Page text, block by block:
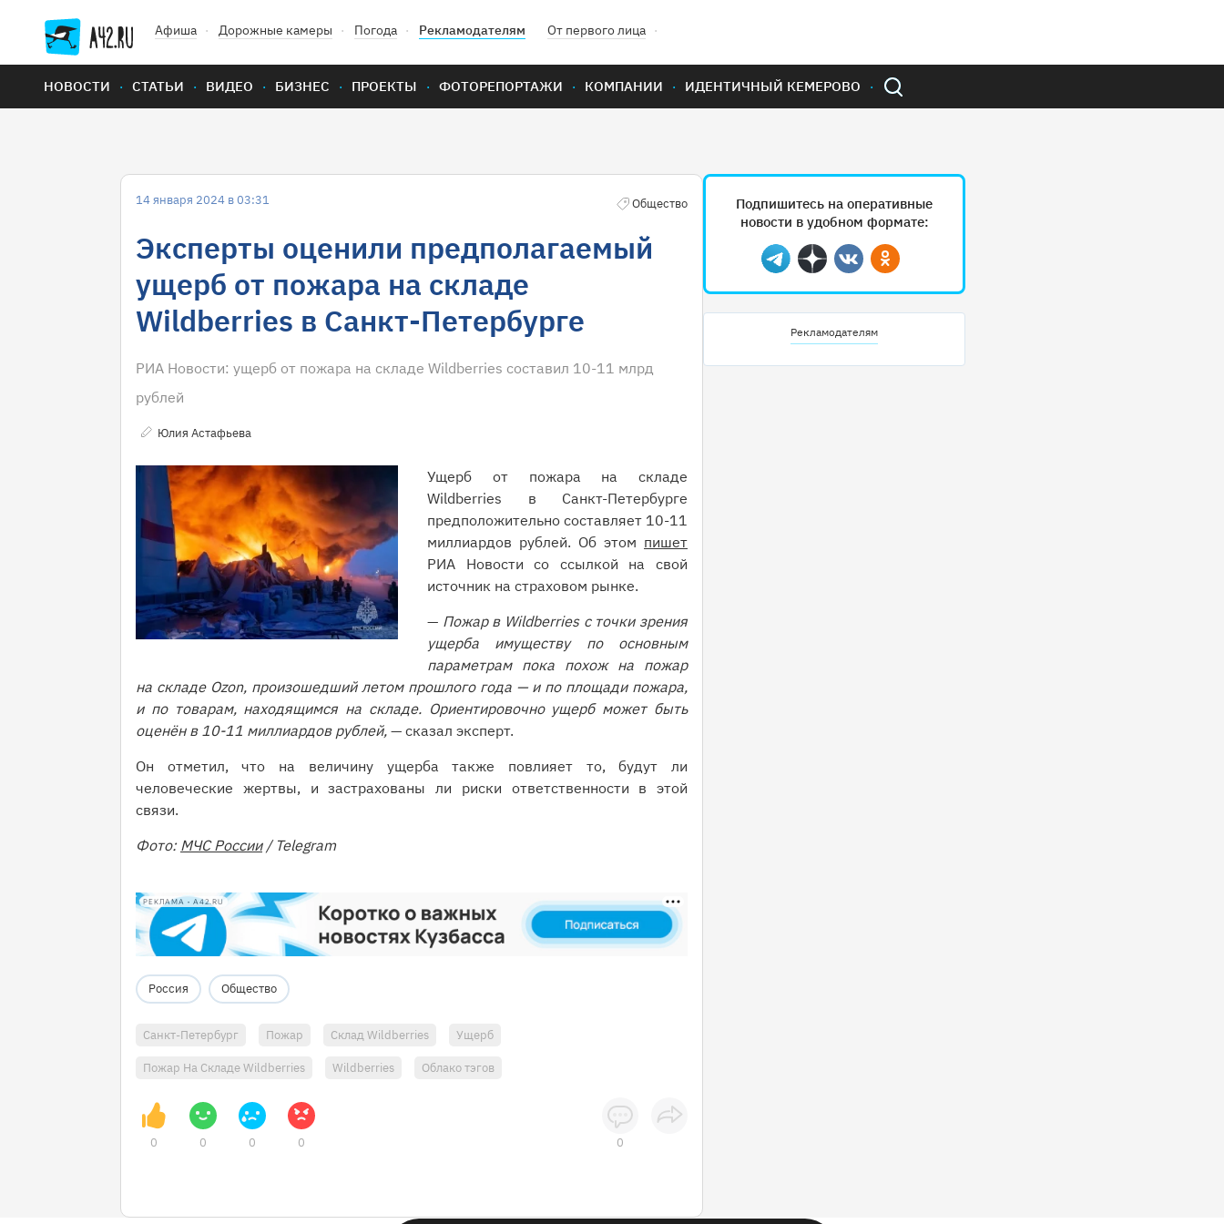
Афиша Дорожные камеры Погода Рекламодателям От первого лица
НОВОСТИ СТАТЬИ ВИДЕО БИЗНЕС ПРОЕКТЫ ФОТОРЕПОРТАЖИ КОМПАНИИ ИДЕНТИЧНЫЙ КЕМЕРОВО
14 января 2024 в 03:31 Общество
Эксперты оценили предполагаемый
ущерб от пожара на складе
Wildberries в Санкт-Петербурге
РИА Новости: ущерб от пожара на складе Wildberries составил 10-11 млрд
рублей
Юлия Астафьева
Ущерб от пожара на складе
Wildberries в Санкт-Петербурге
предположительно составляет 10-11
миллиардов рублей. Об этом пишет
РИА Новости со ссылкой на свой
источник на страховом рынке.
— Пожар в Wildberries с точки зрения
ущерба имуществу по основным
параметрам пока похож на пожар
на складе Ozon, произошедший летом прошлого года — и по площади пожара,
и по товарам, находящимся на складе. Ориентировочно ущерб может быть
оценён в 10-11 миллиардов рублей, — сказал эксперт.
Он отметил, что на величину ущерба также повлияет то, будут ли
человеческие жертвы, и застрахованы ли риски ответственности в этой
связи.
Фото: МЧС России/ Telegram
РЕКЛАМА • A42.RU
Россия Общество
Санкт-Петербург Пожар Склад Wildberries Ущерб
Пожар На Складе Wildberries Wildberries Облако тэгов
0 0 0 0 0
Подпишитесь на оперативные
новости в удобном формате:
Telegram
ДзенВконтактеОдноклассники
Рекламодателям